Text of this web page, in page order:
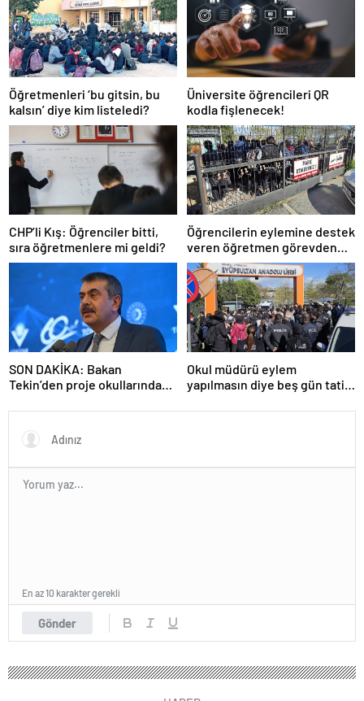
Öğretmenleri ‘bu gitsin, bu
kalsın’ diye kim listeledi?
Üniversite öğrencileri QR
kodla fişlenecek!
CHP’li Kış: Öğrenciler bitti,
sıra öğretmenlere mi geldi?
Öğrencilerin eylemine destek
veren öğretmen görevden
uzaklaştırıldı
SON DAKİKA: Bakan
Tekin’den proje okullarındaki
Okul müdürü eylem
yapılmasın diye beş gün tatil
Gönder
En az 10 karakter gerekli